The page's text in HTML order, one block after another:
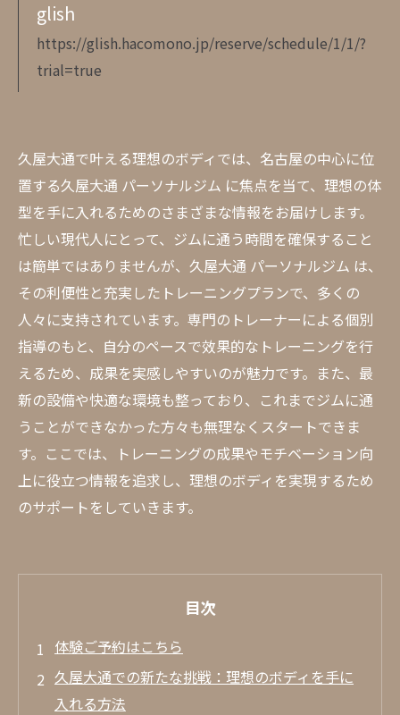
glish
https://glish.hacomono.jp/reserve/schedule/1/1/?
trial=true
久屋大通で叶える理想のボディでは、名古屋の中心に位
置する久屋大通 パーソナルジム に焦点を当て、理想の体
型を手に入れるためのさまざまな情報をお届けします。
忙しい現代人にとって、ジムに通う時間を確保すること
は簡単ではありませんが、久屋大通 パーソナルジム は、
その利便性と充実したトレーニングプランで、多くの
人々に支持されています。専門のトレーナーによる個別
指導のもと、自分のペースで效果的なトレーニングを行
えるため、成果を実感しやすいのが魅力です。また、最
新の設備や快適な環境も整っており、これまでジムに通
うことができなかった方々も無理なくスタートできま
す。ここでは、トレーニングの成果やモチベーション向
上に役立つ情報を追求し、理想のボディを実現するため
のサポートをしていきます。
目次
体験ご予約はこちら
久屋大通での新たな挑戦：理想のボディを手に
入れる方法